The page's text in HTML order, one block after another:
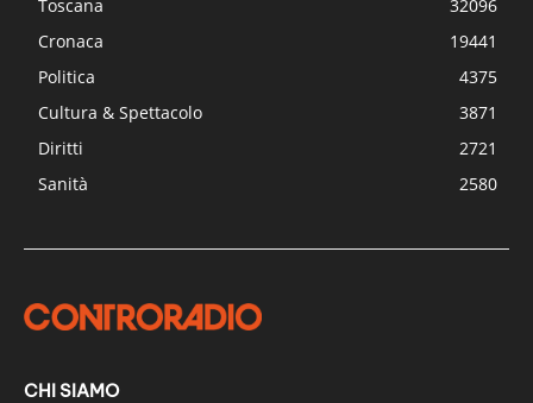
Toscana
32096
Cronaca
19441
Politica
4375
Cultura & Spettacolo
3871
Diritti
2721
Sanità
2580
CHI SIAMO